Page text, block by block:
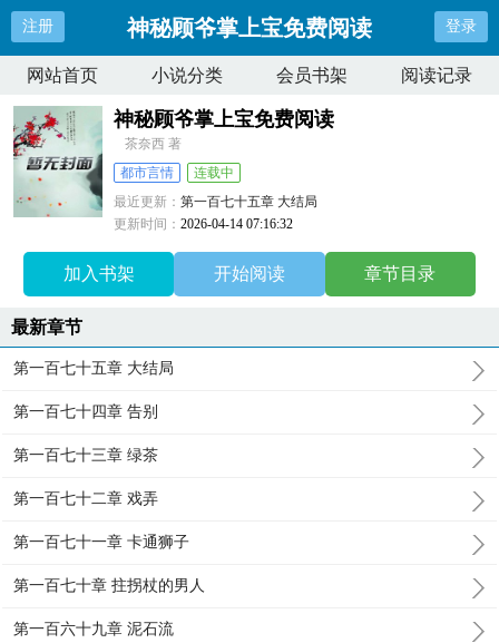
注册 神秘顾爷掌上宝免费阅读 登录
网站首页 小说分类 会员书架 阅读记录
神秘顾爷掌上宝免费阅读
茶奈西 著
都市言情
连载中
最近更新：第一百七十五章 大结局
更新时间：2026-04-14 07:16:32
加入书架 开始阅读 章节目录
最新章节
第一百七十五章 大结局
第一百七十四章 告别
第一百七十三章 绿茶
第一百七十二章 戏弄
第一百七十一章 卡通狮子
第一百七十章 拄拐杖的男人
第一百六十九章 泥石流